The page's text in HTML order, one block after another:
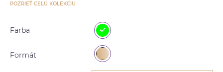
POZRIEŤ CELÚ KOLEKCIU
Farba
Formát